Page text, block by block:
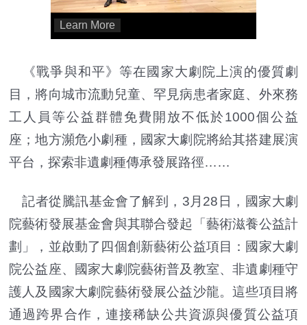
《戰爭與和平》等在國家大劇院上演的優質劇
目，將向城市流動兒童、罕見病患者家庭、外來務
工人員等公益群體免費開放不低於1000個公益
座；地方瀕危小劇種，國家大劇院將給其搭建展演
平台，探索非遺劇種傳承發展路徑……
記者從騰訊基金會了解到，3月28日，國家大劇
院藝術發展基金會與其聯合發起「藝術滋養公益計
劃」，並啟動了四個創新藝術公益項目：國家大劇
院公益座、國家大劇院藝術普及教室、非遺劇種守
護人及國家大劇院藝術發展公益沙龍。這些項目將
通過跨界合作，連接稀缺公共資源與優質公益項